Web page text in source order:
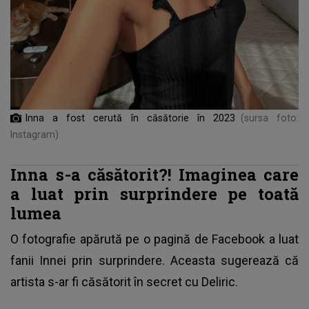
Inna a fost cerută în căsătorie în 2023
(sursa foto:
Instagram)
Inna s-a căsătorit?! Imaginea care
a luat prin surprindere pe toată
lumea
O fotografie apărută pe o pagină de Facebook a luat
fanii Innei prin surprindere. Aceasta sugerează că
artista s-ar fi căsătorit în secret cu Deliric.